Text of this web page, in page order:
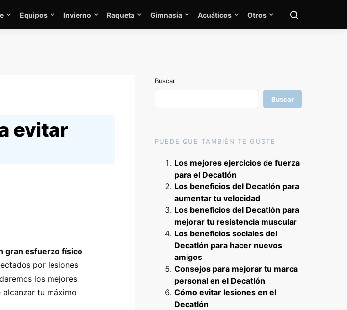
Equipos Invierno Raqueta Gimnasia Acuáticos Otros
evitar
gran esfuerzo físico
por lesiones
los mejores
tu máximo
Buscar
Buscar
PUEDE QUE TAMBIÉN TE GUSTE
Los mejores ejercicios de fuerza
para el Decatlón
Los beneficios del Decatlón para
aumentar tu velocidad
Los beneficios del Decatlón para
mejorar tu resistencia muscular
Los beneficios sociales del
Decatlón para hacer nuevos
amigos
Consejos para mejorar tu marca
personal en el Decatlón
Cómo evitar lesiones en el
Decatlón